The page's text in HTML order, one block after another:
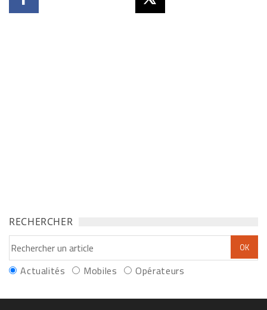
RECHERCHER
Actualités Mobiles Opérateurs